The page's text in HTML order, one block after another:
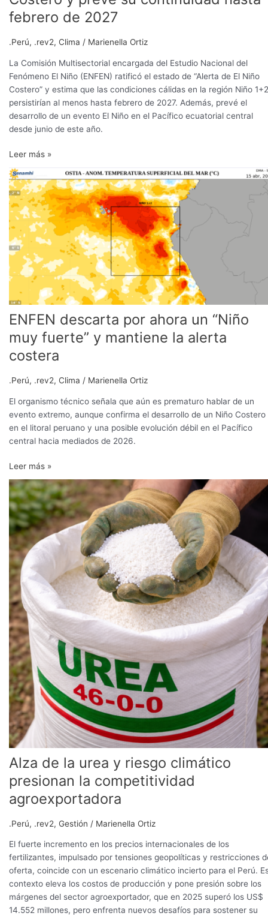
febrero de 2027
.Perú, .rev2, Clima / Marienella Ortiz
La Comisión Multisectorial encargada del Estudio Nacional del
Fenómeno El Niño (ENFEN) ratificó el estado de “Alerta de El Niño
Costero” y estima que las condiciones cálidas en la región Niño 1+2
persistirían al menos hasta febrero de 2027. Además, prevé el
desarrollo de un evento El Niño en el Pacífico ecuatorial central
desde junio de este año.
Leer más »
ENFEN descarta por ahora un “Niño
muy fuerte” y mantiene la alerta
costera
.Perú, .rev2, Clima / Marienella Ortiz
El organismo técnico señala que aún es prematuro hablar de un
evento extremo, aunque confirma el desarrollo de un Niño Costero
en el litoral peruano y una posible evolución débil en el Pacífico
central hacia mediados de 2026.
ENFEN
descarta
por
ahora
un
“Niño
muy
fuerte”
y
mantiene
la
alerta
Leer más »
Alza de la urea y riesgo climático
presionan la competitividad
agroexportadora
.Perú, .rev2, Gestión / Marienella Ortiz
El fuerte incremento en los precios internacionales de los
fertilizantes, impulsado por tensiones geopolíticas y restricciones
oferta, coincide con un escenario climático incierto para el Perú.
contexto eleva los costos de producción y pone presión sobre los
márgenes del sector agroexportador, que en 2025 superó los US$
14.552 millones, pero enfrenta nuevos desafíos para sostener su
Alza
de
la
urea
y
riesgo
climático
presionan
la
competitividad
agroexportadora